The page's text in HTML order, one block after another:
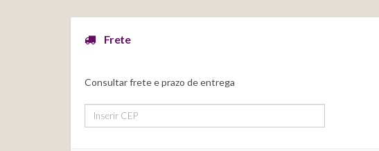
Frete
Consultar frete e prazo de entrega